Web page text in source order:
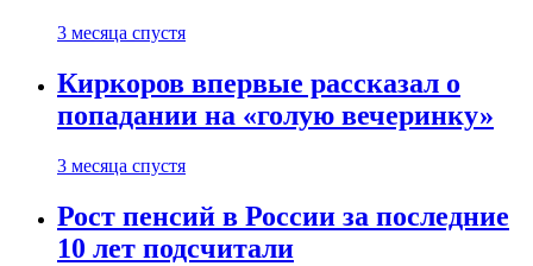
3 месяца спустя
Киркоров впервые рассказал о
попадании на «голую вечеринку»
3 месяца спустя
Рост пенсий в России за последние
10 лет подсчитали